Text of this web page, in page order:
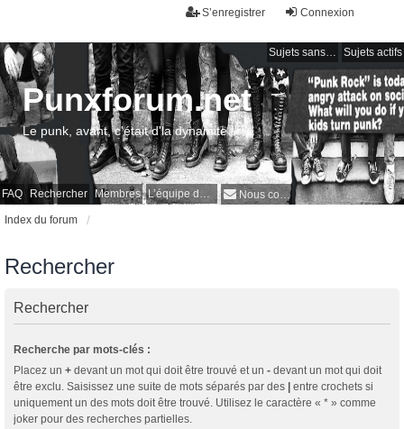
Connexion
S’enregistrer
Sujets sans réponse Sujets actifs
FAQ Rechercher Membres L’équipe du forum Nous contacter
Punxforum.net
Le punk, avant, c'était d'la dynamite !
Index du forum
Rechercher
Rechercher
Recherche par mots-clés :
Placez un + devant un mot qui doit être trouvé et un - devant un mot qui doit
être exclu. Saisissez une suite de mots séparés par des
entre crochets si
uniquement un des mots doit être trouvé. Utilisez le caractère « * » comme
joker pour des recherches partielles.